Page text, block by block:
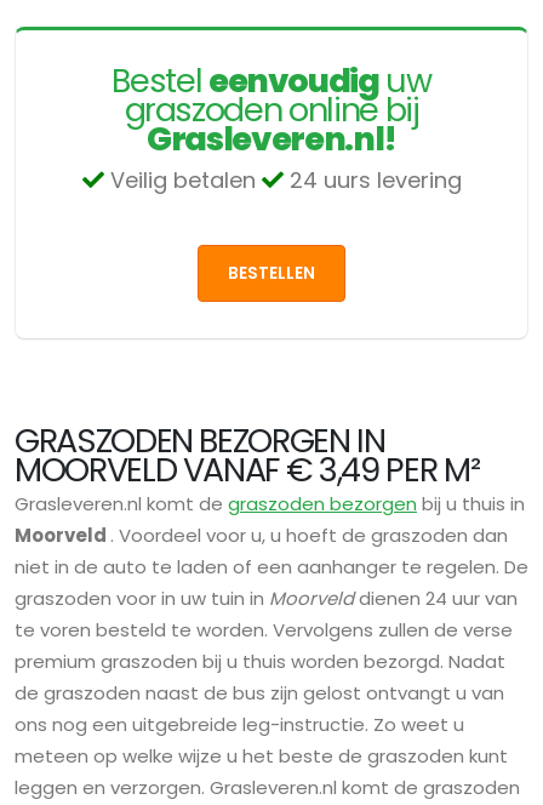
Besteleenvoudiguw
graszoden online bij
Grasleveren.nl!
Veilig betalen 24 uurs levering
BESTELLEN
GRASZODEN BEZORGEN IN
MOORVELD VANAF € 3,49 PER M²
Grasleveren.nl komt de graszoden bezorgen bij u thuis in
Moorveld . Voordeel voor u, u hoeft de graszoden dan
niet in de auto te laden of een aanhanger te regelen. De
graszoden voor in uw tuin in Moorvelddienen 24 uur van
te voren besteld te worden. Vervolgens zullen de verse
premium graszoden bij u thuis worden bezorgd. Nadat
de graszoden naast de bus zijn gelost ontvangt u van
ons nog een uitgebreide leg-instructie. Zo weet u
meteen op welke wijze u het beste de graszoden kunt
leggen en verzorgen. Grasleveren.nl komt de graszoden